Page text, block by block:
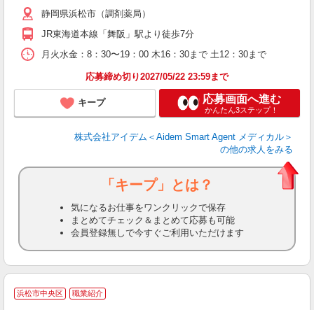
静岡県浜松市（調剤薬局）
JR東海道本線「舞阪」駅より徒歩7分
月火水金：8：30〜19：00 木16：30まで 土12：30まで
応募締め切り2027/05/22 23:59まで
キープ 応募画面へ進む
かんたん3ステップ！
株式会社アイデム＜Aidem Smart Agent メディカル＞
の他の求人をみる
「キープ」とは？
気になるお仕事をワンクリックで保存
まとめてチェック＆まとめて応募も可能
会員登録無しで今すぐご利用いただけます
浜松市中央区 職業紹介